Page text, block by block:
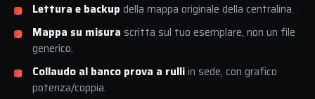
Lettura e backup della mappa originale della centralina.
Mappa su misura scritta sul tuo esemplare, non un file
generico.
Collaudo al banco prova a rulliin sede, con grafico
potenza/coppia.